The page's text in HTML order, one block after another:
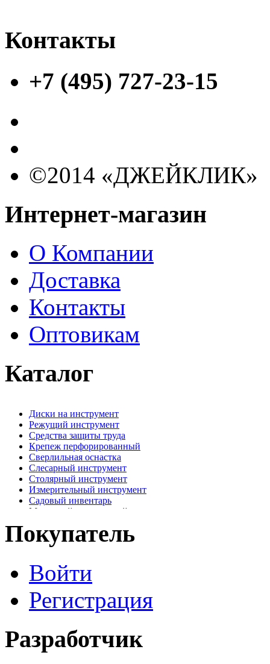
Контакты
+7 (495) 727-23-15
©2014 «ДЖЕЙКЛИК»
Интернет-магазин
О Компании
Доставка
Контакты
Оптовикам
Каталог
Диски на инструмент
Режущий инструмент
Средства защиты труда
Крепеж перфорированный
Сверлильная оснастка
Слесарный инструмент
Столярный инструмент
Измерительный инструмент
Садовый инвентарь
Малярный, отделочный инструмент
Наждачная бумага
Хозтовары
Электрика, осветительное оборудование
Пена и герметики
Автомобильный инструмент
Сварочное оборудование
Силовое оборудование
Покупатель
Войти
Регистрация
Разработчик